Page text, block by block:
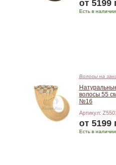
от 5199
Есть в наличии
Волосы на
волосы 55
№16
Артикул:
от 5199
Есть в наличии